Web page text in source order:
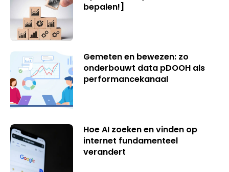
bepalen!]
Gemeten en bewezen: zo
onderbouwt data pDOOH als
performancekanaal
Hoe AI zoeken en vinden op
internet fundamenteel
verandert